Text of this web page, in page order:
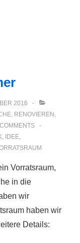
2016
, RENOVIEREN ,
, IDEE,
Vorratsraum,
in die
wir
haben wir
Details: